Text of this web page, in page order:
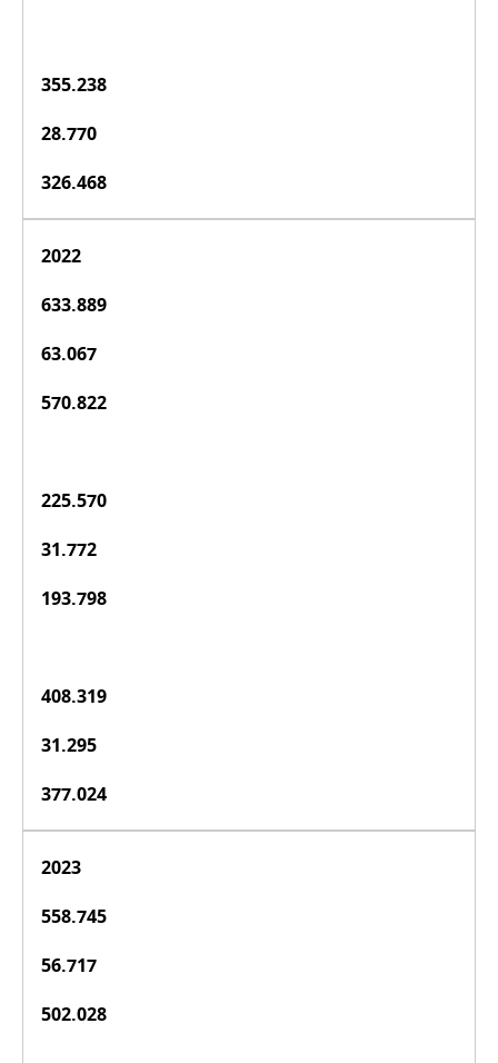
355.238
28.770
326.468
2022
633.889
63.067
570.822
225.570
31.772
193.798
408.319
31.295
377.024
2023
558.745
56.717
502.028